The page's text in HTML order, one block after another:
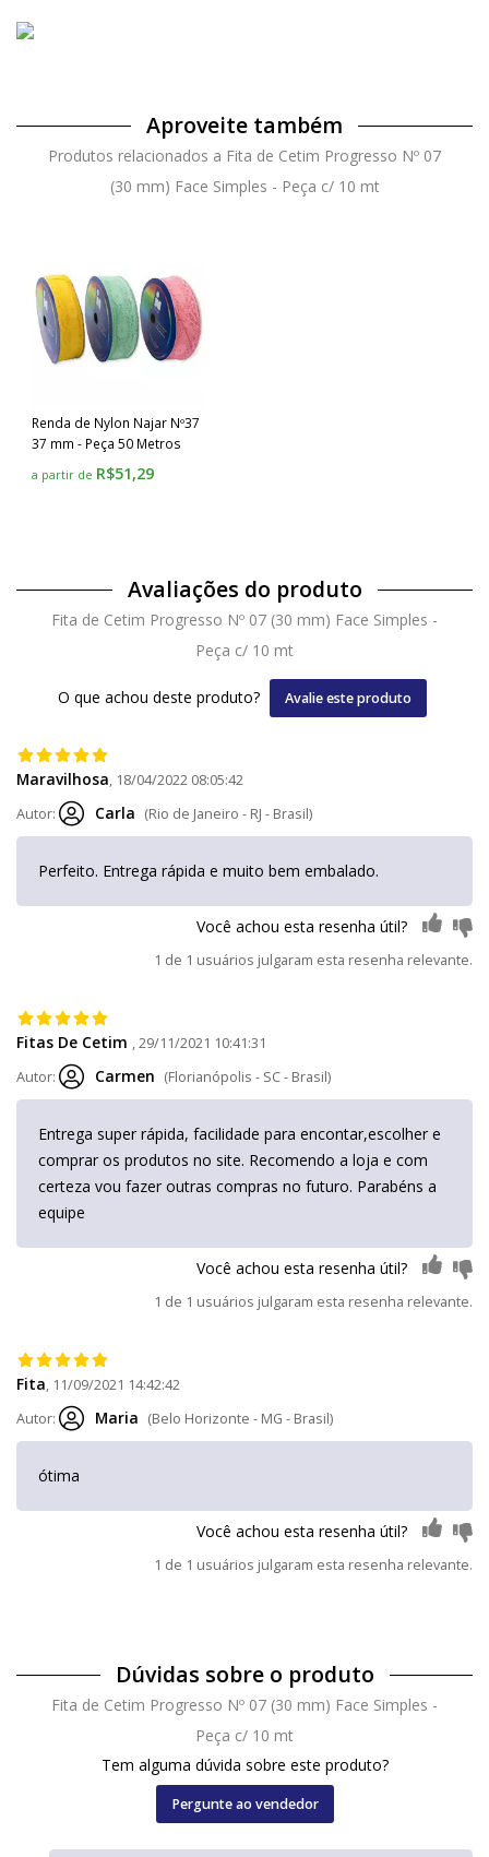
Aproveite também
Produtos relacionados a Fita de Cetim Progresso Nº 07
(30 mm) Face Simples - Peça c/ 10 mt
Renda de Nylon Najar Nº37
37 mm - Peça 50 Metros
a partir de R$51,29
Avaliações do produto
Fita de Cetim Progresso Nº 07 (30 mm) Face Simples -
Peça c/ 10 mt
O que achou deste produto? Avalie este produto
1 de 1 usuários julgaram esta resenha relevante.
Maravilhosa, 18/04/2022 08:05:42
Autor:
Carla (Rio de Janeiro - RJ - Brasil)
Perfeito. Entrega rápida e muito bem embalado.
Você achou esta resenha útil?
1 de 1 usuários julgaram esta resenha relevante.
Fitas De Cetim , 29/11/2021 10:41:31
Autor:
Carmen (Florianópolis - SC - Brasil)
Entrega super rápida, facilidade para encontar,escolher e
comprar os produtos no site. Recomendo a loja e com
certeza vou fazer outras compras no futuro. Parabéns a
equipe
Você achou esta resenha útil?
1 de 1 usuários julgaram esta resenha relevante.
Fita, 11/09/2021 14:42:42
Autor:
Maria (Belo Horizonte - MG - Brasil)
ótima
Você achou esta resenha útil?
Dúvidas sobre o produto
Fita de Cetim Progresso Nº 07 (30 mm) Face Simples -
Peça c/ 10 mt
Tem alguma dúvida sobre este produto?
Pergunte ao vendedor